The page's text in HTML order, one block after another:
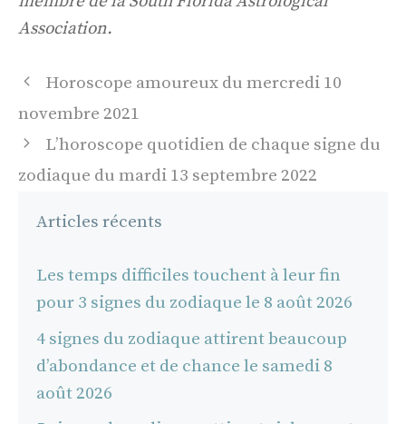
Association.
Navigation
Horoscope amoureux du mercredi 10
novembre 2021
L’horoscope quotidien de chaque signe du
zodiaque du mardi 13 septembre 2022
Articles récents
Les temps difficiles touchent à leur fin
pour 3 signes du zodiaque le 8 août 2026
4 signes du zodiaque attirent beaucoup
d’abondance et de chance le samedi 8
août 2026